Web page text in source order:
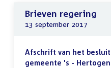
Brieven regering
13 september 2017
Afschrift van het besluit
gemeente 's -